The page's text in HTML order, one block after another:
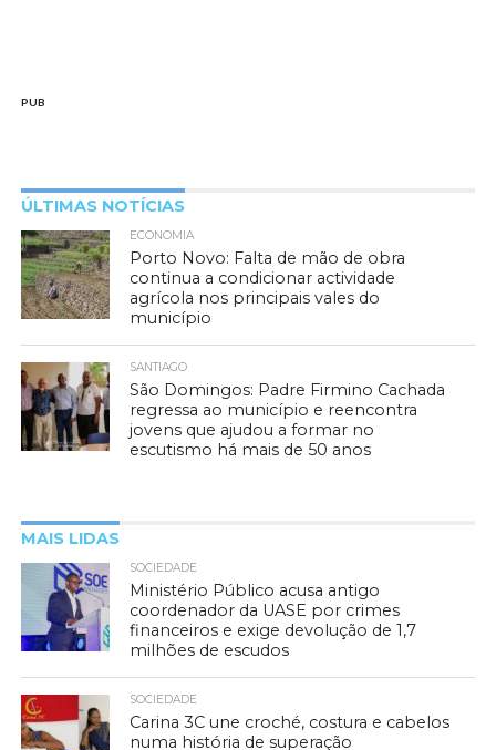
PUB
ÚLTIMAS NOTÍCIAS
ECONOMIA
Porto Novo: Falta de mão de obra
continua a condicionar actividade
agrícola nos principais vales do
município
SANTIAGO
São Domingos: Padre Firmino Cachada
regressa ao município e reencontra
jovens que ajudou a formar no
escutismo há mais de 50 anos
MAIS LIDAS
SOCIEDADE
Ministério Público acusa antigo
coordenador da UASE por crimes
financeiros e exige devolução de 1,7
milhões de escudos
SOCIEDADE
Carina 3C une croché, costura e cabelos
numa história de superação